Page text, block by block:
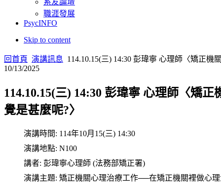
職涯發展
PsycINFO
Skip to content
回首頁 演講訊息 114.10.15(三) 14:30 彭瑋寧 心理師〈矯正
10/13/2025
114.10.15(三) 14:30 彭瑋寧 心理師〈矯
覺是甚麼呢?〉
演講時間: 114年10月15(三) 14:30
演講地點: N100
講者: 彭瑋寧心理師 (法務部矯正署)
演講主題: 矯正機關心理治療工作──在矯正機關裡做心